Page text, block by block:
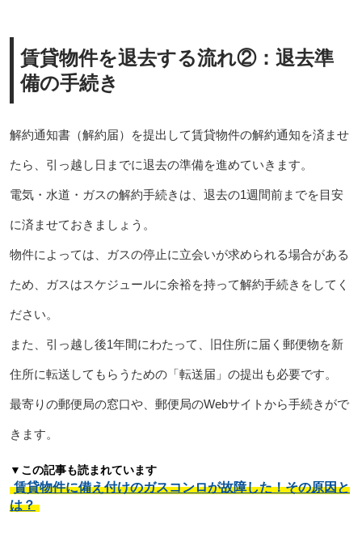
賃貸物件を退去する流れ②：退去準
備の手続き
解約通知書（解約届）を提出して賃貸物件の解約通知を済ませ
たら、引っ越し日までに退去の準備を進めていきます。
電気・水道・ガスの解約手続きは、退去の1週間前までを目安
に済ませておきましょう。
物件によっては、ガスの停止に立会いが求められる場合がある
ため、ガスはスケジュールに余裕を持って解約手続きをしてく
ださい。
また、引っ越し後1年間にわたって、旧住所に届く郵便物を新
住所に転送してもらうための「転送届」の提出も必要です。
最寄りの郵便局の窓口や、郵便局のWebサイトから手続きがで
きます。
▼この記事も読まれています
賃貸物件に備え付けのガスコンロが故障した！その原因と
は？